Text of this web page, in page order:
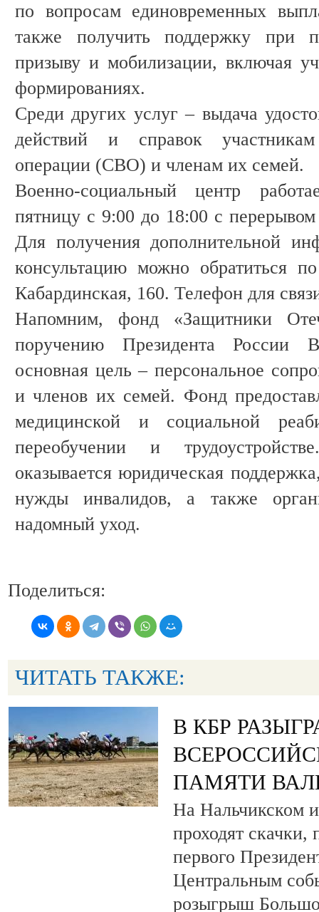
по вопросам единовременных
также получить поддержку при
призыву и мобилизации, включая
формированиях.
Среди других услуг – выдача
действий и справок
операции (СВО) и членам их семей.
Военно-социальный центр
пятницу с 9:00 до 18:00 с
Для получения дополнительной
консультацию можно обратиться
Кабардинская, 160. Телефон для
Напомним, фонд «Защитники
поручению Президента России
основная цель – персональное
и членов их семей. Фонд
медицинской и социальной
переобучении и
оказывается юридическая
нужды инвалидов, а также
надомный уход.
Поделиться:
ЧИТАТЬ ТАКЖЕ:
В КБР
ПАМЯТИ
На Нальчикском
проходят
первого
Центральным
розыгрыш